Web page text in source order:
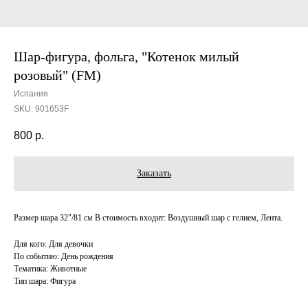
Шар-фигура, фольга, "Котенок милый
розовый" (FM)
Испания
SKU: 901653F
800 р.
Заказать
Размер шара 32"/81 см В стоимость входит: Воздушный шар с гелием, Лента.
Для кого: Для девочки
По событию: День рождения
Тематика: Животные
Тип шара: Фигура